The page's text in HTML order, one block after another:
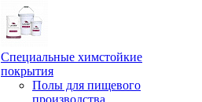
Специальные химстойкие
покрытия
Полы для пищевого
производства